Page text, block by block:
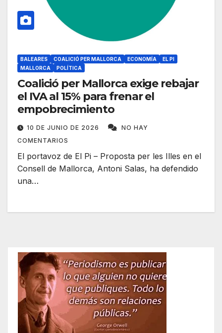
BALEARES COALICIÓ PER MALLORCA ECONOMÍA
EL PI
MALLORCA
POLÍTICA
Coalició per Mallorca exige rebajar
el IVA al 15% para frenar el
empobrecimiento
10 DE JUNIO DE 2026
NO HAY
COMENTARIOS
El portavoz de El Pi – Proposta per les Illes en el
Consell de Mallorca, Antoni Salas, ha defendido
una…